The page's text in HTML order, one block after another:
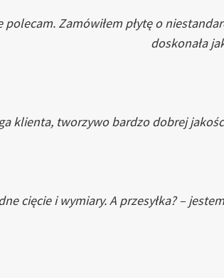
polecam. Zamówiłem płytę o
doskonała
klienta, tworzywo bardzo dobrej
cięcie i wymiary. A przesyłka? –